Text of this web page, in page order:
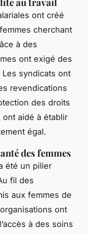
ont créé
cherchant
à des
ont exigé des
Les syndicats ont
revendications
des droits
aidé à établir
égal.
des femmes
été un pilier
fil des
aux femmes de
ont
à des soins